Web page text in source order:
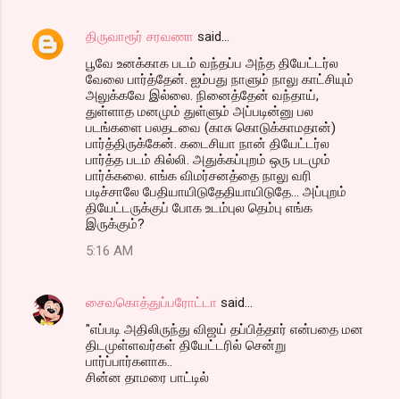
திருவாரூர் சரவணா said…
பூவே உனக்காக படம் வந்தப்ப அந்த தியேட்டர்ல
வேலை பார்த்தேன். ஐம்பது நாளும் நாலு காட்சியும்
அலுக்கவே இல்லை. நினைத்தேன் வந்தாய்,
துள்ளாத மனமும் துள்ளும் அப்படின்னு பல
படங்களை பலதடவை (காசு கொடுக்காமதான்)
பார்த்திருக்கேன். கடைசியா நான் தியேட்டர்ல
பார்த்த படம் கில்லி. அதுக்கப்புறம் ஒரு படமும்
பார்க்கலை. எங்க விமர்சனத்தை நாலு வரி
படிச்சாலே பேதியாயிடுதேதியாயிடுதே... அப்புறம்
தியேட்டருக்குப் போக உடம்புல தெம்பு எங்க
இருக்கும்?
5:16 AM
சைவகொத்துப்பரோட்டா said…
"எப்படி அதிலிருந்து விஜய் தப்பித்தார் என்பதை மன
திடமுள்ளவர்கள் தியேட்டரில் சென்று
பார்ப்பார்களாக..
சின்ன தாமரை பாட்டில்